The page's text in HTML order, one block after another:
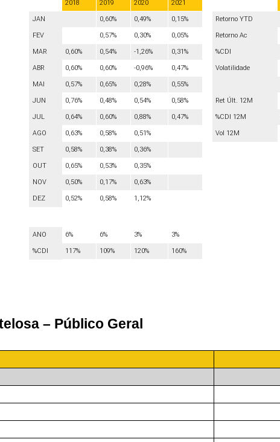
2018 2019 2020 2021
JAN 0,60% 0,49% 0,15% Retorno YTD
FEV 0,57% 0,30% 0,05% Retorno Ac
MAR 0,60% 0,54% -1,26% 0,31% %CDI
ABR 0,60% 0,60% -0,96% 0,47% Volatilidade
MAI 0,57% 0,65% 0,28% 0,55%
JUN 0,76% 0,48% 0,54% 0,58% Ret Últ. 12M
JUL 0,64% 0,60% 0,88% 0,47% %CDI 12M
AGO 0,63% 0,58% 0,51% Vol 12M
SET 0,58% 0,38% 0,36%
OUT 0,65% 0,53% 0,35%
NOV 0,50% 0,17% 0,63%
DEZ 0,52% 0,58% 1,12%
ANO 6% 6% 3% 3%
%CDI 117% 109% 120% 160%
– Público Geral